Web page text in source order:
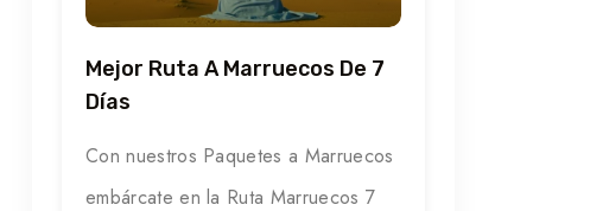
Mejor Ruta A Marruecos De 7
Días
Con nuestros Paquetes a Marruecos
embárcate en la Ruta Marruecos 7